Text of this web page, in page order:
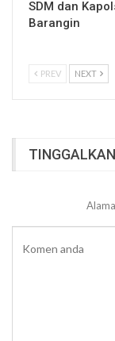
SDM dan
Barangin
PREV NEXT